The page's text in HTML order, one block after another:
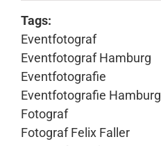
Tags:
Eventfotograf
Eventfotograf Hamburg
Eventfotografie
Eventfotografie Hamburg
Fotograf
Fotograf Felix Faller